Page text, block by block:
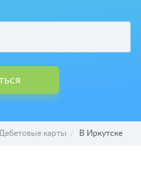
Дебетовые карты В Иркутске